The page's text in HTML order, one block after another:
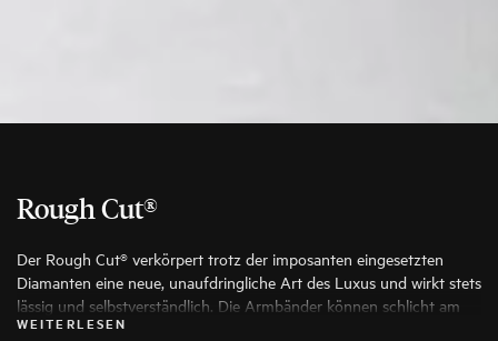
Rough Cut®
Der Rough Cut® verkörpert trotz der imposanten eingesetzten
Diamanten eine neue, unaufdringliche Art des Luxus und wirkt stets
lässig und selbstverständlich. Die Armbänder können schlicht am
Arm getragen, zur Uhr kombiniert oder in mehrfacher Ausführung
WEITERLESEN